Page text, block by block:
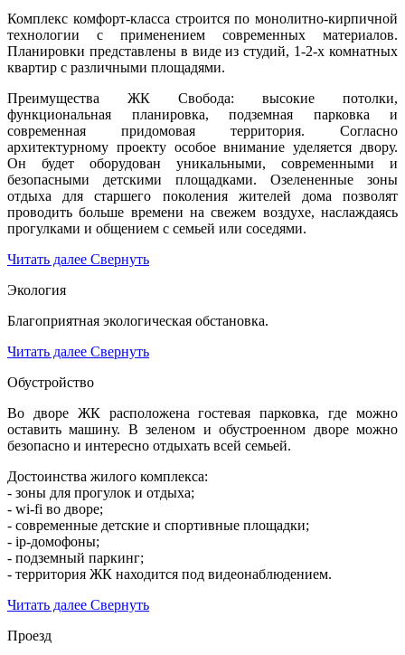
Комплекс комфорт-класса строится по монолитно-кирпичной
технологии с применением современных материалов.
Планировки представлены в виде из студий, 1-2-х комнатных
квартир с различными площадями.
Преимущества ЖК Свобода: высокие потолки,
функциональная планировка, подземная парковка и
современная придомовая территория. Согласно
архитектурному проекту особое внимание уделяется двору.
Он будет оборудован уникальными, современными и
безопасными детскими площадками. Озелененные зоны
отдыха для старшего поколения жителей дома позволят
проводить больше времени на свежем воздухе, наслаждаясь
прогулками и общением с семьей или соседями.
Читать далее Свернуть
Экология
Благоприятная экологическая обстановка.
Читать далее Свернуть
Обустройство
Во дворе ЖК расположена гостевая парковка, где можно
оставить машину. В зеленом и обустроенном дворе можно
безопасно и интересно отдыхать всей семьей.
Достоинства жилого комплекса:
- зоны для прогулок и отдыха;
- wi-fi во дворе;
- современные детские и спортивные площадки;
- ip-домофоны;
- подземный паркинг;
- территория ЖК находится под видеонаблюдением.
Читать далее Свернуть
Проезд